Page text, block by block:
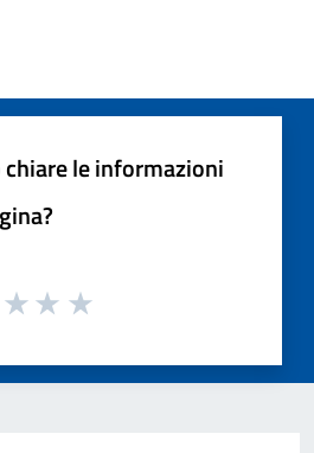
le informazioni